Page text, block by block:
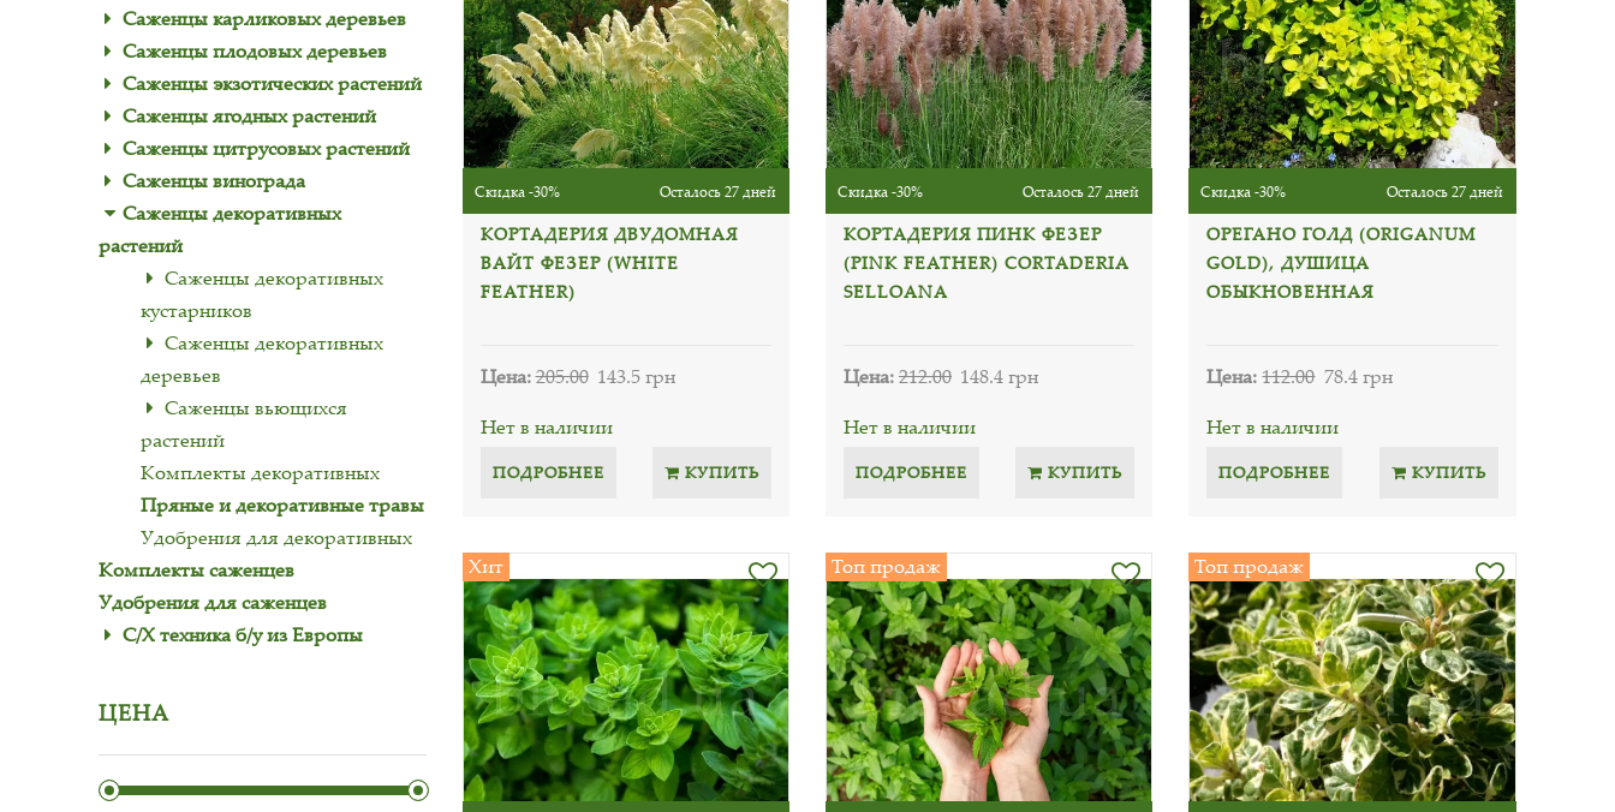
Саженцы карликовых деревьев
Саженцы плодовых деревьев
Саженцы экзотических растений
Саженцы ягодных растений
Саженцы цитрусовых растений
Саженцы винограда
Саженцы декоративных
растений
Саженцы декоративных
кустарников
Саженцы декоративных
деревьев
Саженцы вьющихся
растений
Комплекты декоративных
Пряные и декоративные травы
Удобрения для декоративных
Комплекты саженцев
Удобрения для саженцев
С/Х техника б/у из Европы
ЦЕНА
Скидка -30% Осталось 27 дней
КОРТАДЕРИЯ ДВУДОМНАЯ
ВАЙТ ФЕЗЕР (WHITE
FEATHER)
Цена:205.00 143.5 грн
Нет в наличии
ПОДРОБНЕЕ КУПИТЬ
Скидка -30% Осталось 27 дней
КОРТАДЕРИЯ ПИНК ФЕЗЕР
(PINK FEATHER) CORTADERIA
SELLOANA
Цена:212.00 148.4 грн
Нет в наличии
ПОДРОБНЕЕ КУПИТЬ
Скидка -30% Осталось 27 дней
ОРЕГАНО ГОЛД (ORIGANUM
GOLD), ДУШИЦА
ОБЫКНОВЕННАЯ
Цена:112.00 78.4 грн
Нет в наличии
ПОДРОБНЕЕ КУПИТЬ
Хит Топ продаж Топ продаж